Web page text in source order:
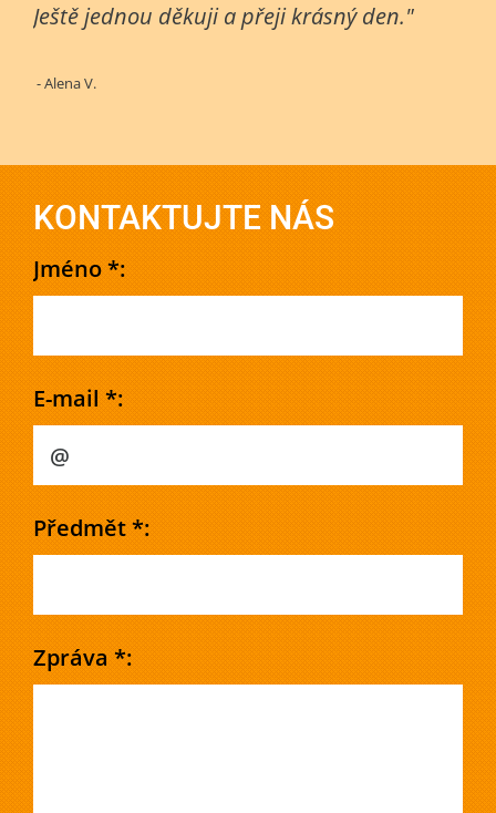
Ještě jednou děkuji a přeji krásný den."
- Alena V.
KONTAKTUJTE NÁS
Jméno *:
E-mail *:
Předmět *:
Zpráva *: